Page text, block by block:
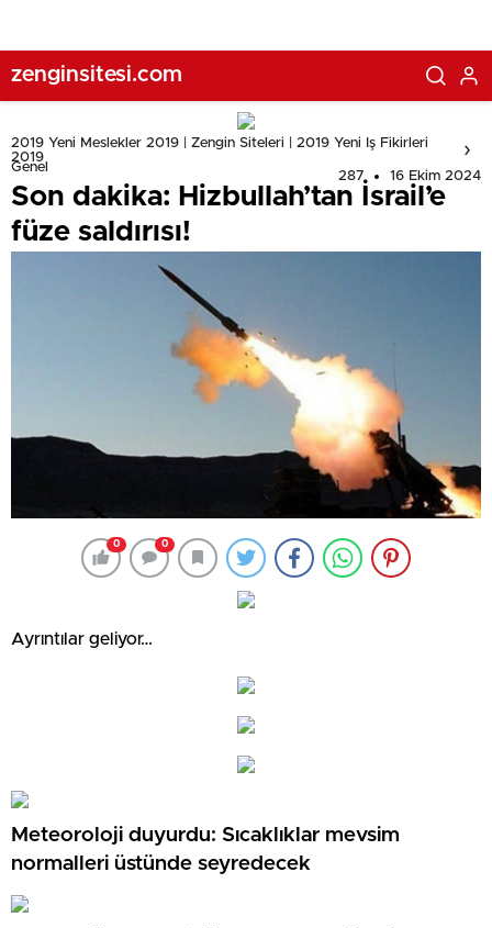
zenginsitesi.com
2019 Yeni Meslekler 2019 | Zengin Siteleri | 2019 Yeni Iş Fikirleri
2019
Genel
287 16 Ekim 2024
Son dakika: Hizbullah’tan İsrail’e
füze saldırısı!
0 0
Ayrıntılar geliyor…
Meteoroloji duyurdu: Sıcaklıklar mevsim
normalleri üstünde seyredecek